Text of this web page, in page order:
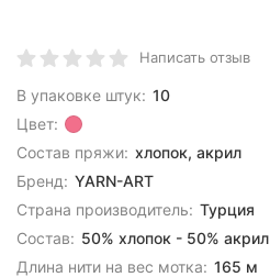
Написать отзыв
В упаковке штук: 10
Цвет:
Состав пряжи: хлопок, акрил
Бренд: YARN-ART
Страна производитель: Турция
Состав: 50% хлопок - 50% акрил
Длина нити на вес мотка: 165 м